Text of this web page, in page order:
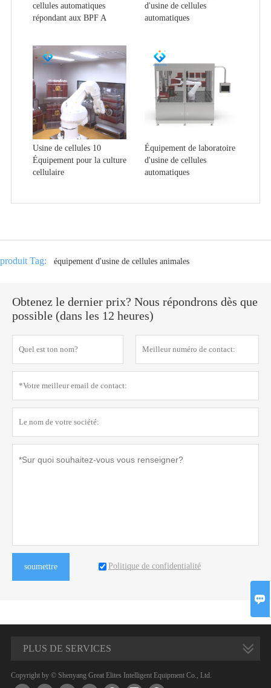
cellules automatiques
répondant aux BPF A
d'usine de cellules
automatiques
Usine de cellules 10
Équipement pour la culture
cellulaire
Équipement de laboratoire
d'usine de cellules
automatiques
produit Tag: équipement d'usine de cellules animales
Obtenez le dernier prix? Nous répondrons dès que
possible (dans les 12 heures)
soumettre Politique de confidentialité
PLUS DE SERVICES
Copyright by © Shenyang Great Elites Intelligent Equipment Co., Ltd.
